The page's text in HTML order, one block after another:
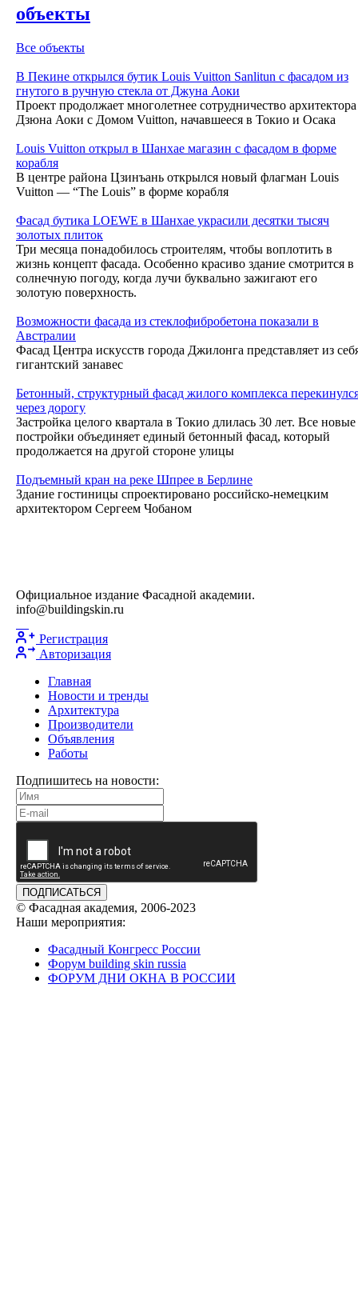
объекты
Все объекты
В Пекине открылся бутик Louis Vuitton Sanlitun с фасадом из
гнутого в ручную стекла от Джуна Аоки
Проект продолжает многолетнее сотрудничество архитектора
Дзюна Аоки с Домом Vuitton, начавшееся в Токио и Осака
Louis Vuitton открыл в Шанхае магазин с фасадом в форме
корабля
В центре района Цзинъань открылся новый флагман Louis
Vuitton — “The Louis” в форме корабля
Фасад бутика LOEWE в Шанхае украсили десятки тысяч
золотых плиток
Три месяца понадобилось строителям, чтобы воплотить в
жизнь концепт фасада. Особенно красиво здание смотрится в
солнечную погоду, когда лучи буквально зажигают его
золотую поверхность.
Возможности фасада из стеклофибробетона показали в
Австралии
Фасад Центра искусств города Джилонга представляет из
гигантский занавес
Бетонный, структурный фасад жилого комплекса
через дорогу
Застройка целого квартала в Токио длилась 30 лет. Все новые
постройки объединяет единый бетонный фасад, который
продолжается на другой стороне улицы
Подъемный кран на реке Шпрее в Берлине
Здание гостиницы спроектировано российско-немецким
архитектором Сергеем Чобаном
Официальное издание Фасадной академии.
info@buildingskin.ru
Регистрация
Авторизация
Главная
Новости и тренды
Архитектура
Производители
Объявления
Работы
Подпишитесь на новости:
ПОДПИСАТЬСЯ
© Фасадная академия, 2006-2023
Наши мероприятия:
Фасадный Конгресс России
Форум building skin russia
ФОРУМ ДНИ ОКНА В РОССИИ